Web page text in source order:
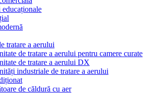
tratare a aerului
de tratare a aerului pentru camere curate
de tratare a aerului DX
industriale de tratare a aerului
de căldură cu aer